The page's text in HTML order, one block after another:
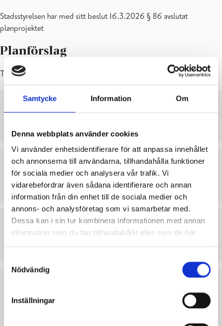
Samtycke Information Om
Denna webbplats använder cookies
Vi använder enhetsidentifierare för att anpassa innehållet
och annonserna till användarna, tillhandahålla funktioner
för sociala medier och analysera vår trafik. Vi
vidarebefordrar även sådana identifierare och annan
information från din enhet till de sociala medier och
annons- och analysföretag som vi samarbetar med.
Dessa kan i sin tur kombinera informationen med annan
information som du har tillhandahållit eller som de har
Nödvändig
Inställningar
Stadsstyrelsen har med sitt beslut 16.3.2026 § 86 avslutat
planprojektet
Planförslag
Till påseende: 1 – 30.8.2024
PLANKARTA MED BESTÄMMELSER
PLANBESKRIVNING
LADDA NER VISA
OBSERVATIONSBILDSAMMANSTÄLLNING
LADDA NER VISA